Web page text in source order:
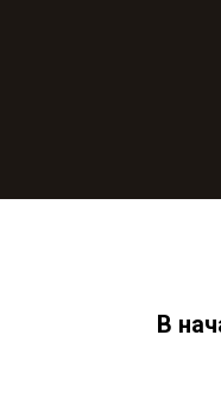
В